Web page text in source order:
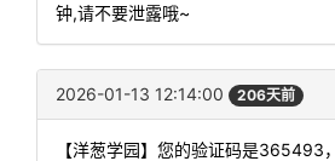
钟,请不要泄露哦~
2026-01-13 12:14:00 206天前
【洋葱学园】您的验证码是365493